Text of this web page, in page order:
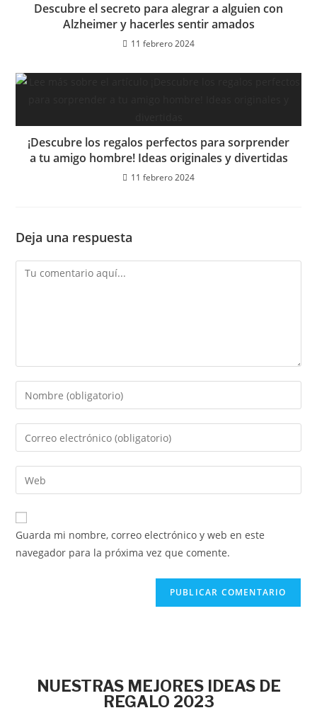
Descubre el secreto para alegrar a alguien con
Alzheimer y hacerles sentir amados
11 febrero 2024
¡Descubre los regalos perfectos para sorprender
a tu amigo hombre! Ideas originales y divertidas
11 febrero 2024
Deja una respuesta
Guarda mi nombre, correo electrónico y web en este
navegador para la próxima vez que comente.
NUESTRAS MEJORES IDEAS DE
REGALO 2023